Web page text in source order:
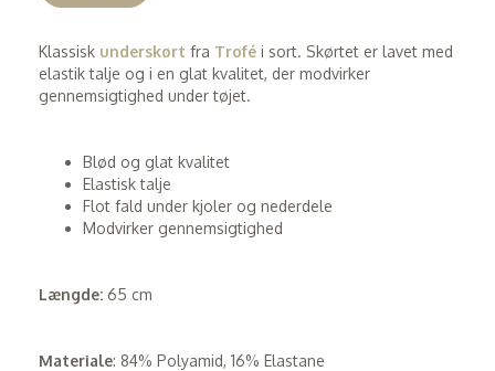
Klassisk underskørt fra Trofé i sort. Skørtet er lavet med
elastik talje og i en glat kvalitet, der modvirker
gennemsigtighed under tøjet.
Blød og glat kvalitet
Elastisk talje
Flot fald under kjoler og nederdele
Modvirker gennemsigtighed
Længde: 65 cm
Materiale: 84% Polyamid, 16% Elastane